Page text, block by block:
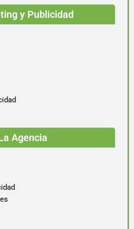
y Publicidad
Agencia